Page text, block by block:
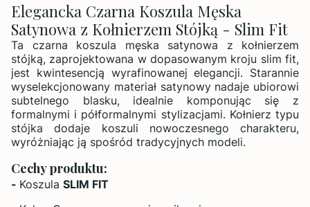
Elegancka Czarna Koszula Męska
Satynowa z Kołnierzem Stójką - Slim Fit
Ta czarna koszula męska satynowa z kołnierzem
stójką, zaprojektowana w dopasowanym kroju slim fit,
jest kwintesencją wyrafinowanej elegancji. Starannie
wyselekcjonowany materiał satynowy nadaje ubiorowi
subtelnego blasku, idealnie komponując się z
formalnymi i półformalnymi stylizacjami. Kołnierz typu
stójka dodaje koszuli nowoczesnego charakteru,
wyróżniając ją spośród tradycyjnych modeli.
Cechy produktu:
- Koszula SLIM FIT